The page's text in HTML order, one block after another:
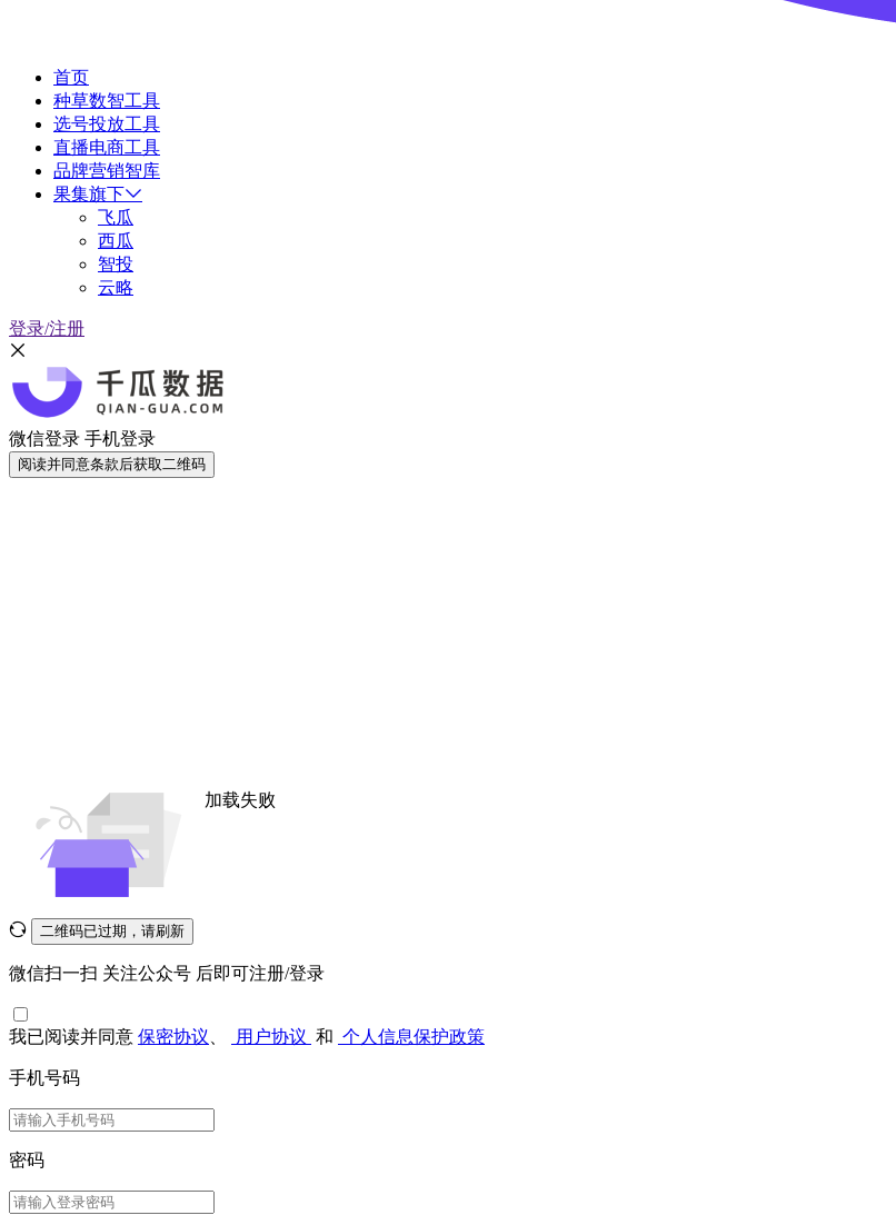
首页
种草数智工具
选号投放工具
直播电商工具
品牌营销智库
果集旗下
飞瓜
西瓜
智投
云略
登录/注册
微信登录 手机登录
阅读并同意条款后获取二维码
加载失败
二维码已过期，请刷新
微信扫一扫 关注公众号 后即可注册/登录
我已阅读并同意 保密协议 用户协议 和 个人信息保护政策
手机号码
密码